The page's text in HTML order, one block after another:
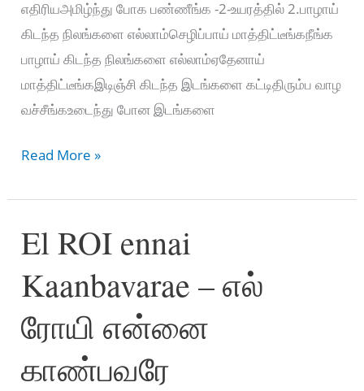
எதிரியஅமிழ்ந்து போக பண்ணீங்க -2-உயரத்தில் 2.பாழாய்
கிடந்த நிலங்களை எல்லாம்செழிப்பாய் மாத்திட்டீங்கநீங்க
பாழாய் கிடந்த நிலங்களை எல்லாம்ஏதேனாய்
மாத்திட்டீங்கஇடிஞ்சி கிடந்த இடங்களை கட்டிதிரும்ப வாழ
வச்சீங்கஉடைந்து போன இடங்களை
Puthiya
–
புதிய
துவக்கம்
Read More »
El ROI ennai
Kaanbavarae – எல்
ரோயி என்னை
காண்பவரே